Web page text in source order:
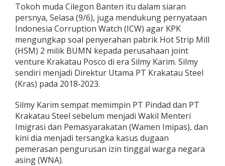
r
u
p
d
i
K
S
E
a
S
i
l
m
y
Tokoh muda Cilegon Banten itu dalam siaran
persnya, Selasa (9/6), juga mendukung pernyataan
Indonesia Corruption Watch (ICW) agar KPK
mengungkap soal penyerahan pabrik Hot Strip Mill
(HSM) 2 milik BUMN kepada perusahaan joint
venture Krakatau Posco di era Silmy Karim. Silmy
sendiri menjadi Direktur Utama PT Krakatau Steel
(Kras) pada 2018‑2023.
Silmy Karim sempat memimpin PT Pindad dan PT
Krakatau Steel sebelum menjadi Wakil Menteri
Imigrasi dan Pemasyarakatan (Wamen Imipas), dan
kini dia menjadi tersangka kasus dugaan
pemerasan pengurusan izin tinggal warga negara
asing (WNA).